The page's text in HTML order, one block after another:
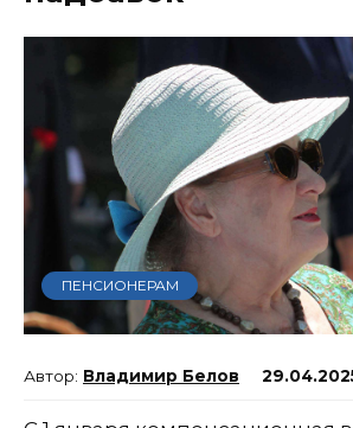
ПЕНСИОНЕРАМ
Владимир Белов